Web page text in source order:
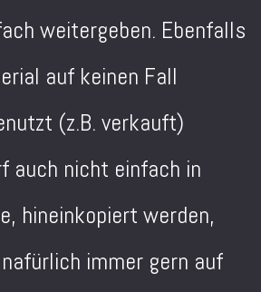
weitergeben. Ebenfalls
auf keinen Fall
(z.B. verkauft)
auch nicht einfach in
hineinkopiert werden,
immer gern auf